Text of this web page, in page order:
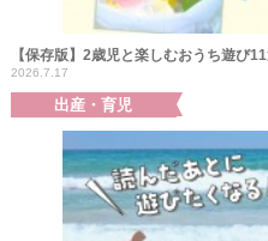
【保存版】2歳児と楽しむおうち遊び
2026.7.17
出産・育児